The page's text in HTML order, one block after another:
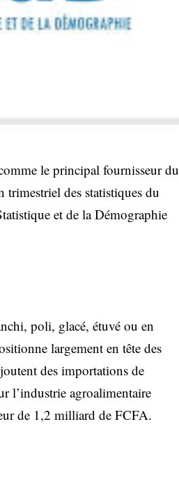
le principal fournisseur du
trimestriel des statistiques du
et de la Démographie
poli, glacé, étuvé ou en
largement en tête des
des importations de
l’industrie agroalimentaire
de 1,2 milliard de FCFA.